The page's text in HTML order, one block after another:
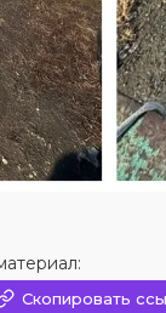
Скопировать